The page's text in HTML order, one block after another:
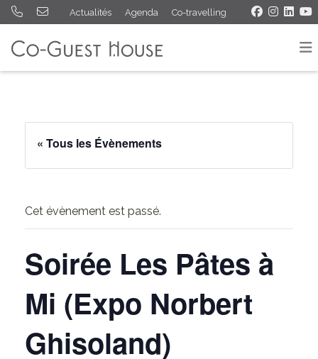
Actualités Agenda Co-travelling
« Tous les Évènements
Cet évènement est passé.
Soirée Les Pâtes à
Mi (Expo Norbert
Ghisoland)